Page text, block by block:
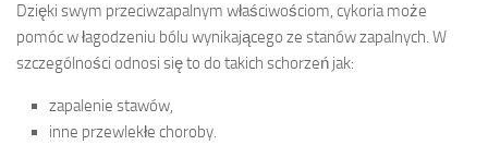
Dzięki swym przeciwzapalnym właściwościom, cykoria może
pomóc w łagodzeniu bólu wynikającego ze stanów zapalnych. W
szczególności odnosi się to do takich schorzeń jak:
zapalenie stawów,
inne przewlekłe choroby.